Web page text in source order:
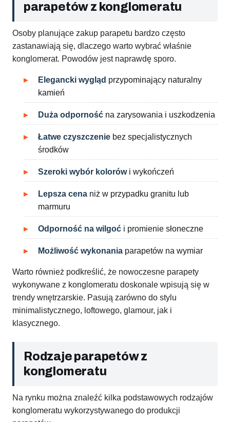
parapetów z konglomeratu
Osoby planujące zakup parapetu bardzo często
zastanawiają się, dlaczego warto wybrać właśnie
konglomerat. Powodów jest naprawdę sporo.
Elegancki wygląd przypominający naturalny
kamień
Duża odporność na zarysowania i uszkodzenia
Łatwe czyszczenie bez specjalistycznych
środków
Szeroki wybór kolorówi wykończeń
Lepsza cena niż w przypadku granitu lub
marmuru
Odporność na wilgoć i promienie słoneczne
Możliwość wykonania parapetów na wymiar
Warto również podkreślić, że nowoczesne parapety
wykonywane z konglomeratu doskonale wpisują się w
trendy wnętrzarskie. Pasują zarówno do stylu
minimalistycznego, loftowego, glamour, jak i
klasycznego.
Rodzaje parapetów z
konglomeratu
Na rynku można znaleźć kilka podstawowych rodzajów
konglomeratu wykorzystywanego do produkcji